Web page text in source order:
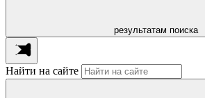
результатам поиска
Найти на сайте